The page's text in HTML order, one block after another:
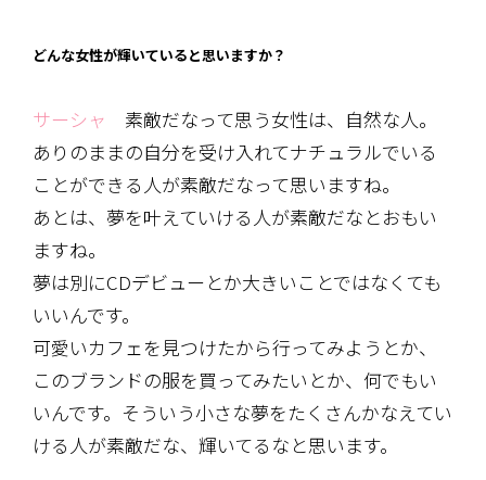
どんな女性が輝いていると思いますか？
サーシャ 素敵だなって思う女性は、自然な人。
ありのままの自分を受け入れてナチュラルでいる
ことができる人が素敵だなって思いますね。
あとは、夢を叶えていける人が素敵だなとおもい
ますね。
夢は別にCDデビューとか大きいことではなくても
いいんです。
可愛いカフェを見つけたから行ってみようとか、
このブランドの服を買ってみたいとか、何でもい
いんです。そういう小さな夢をたくさんかなえてい
ける人が素敵だな、輝いてるなと思います。